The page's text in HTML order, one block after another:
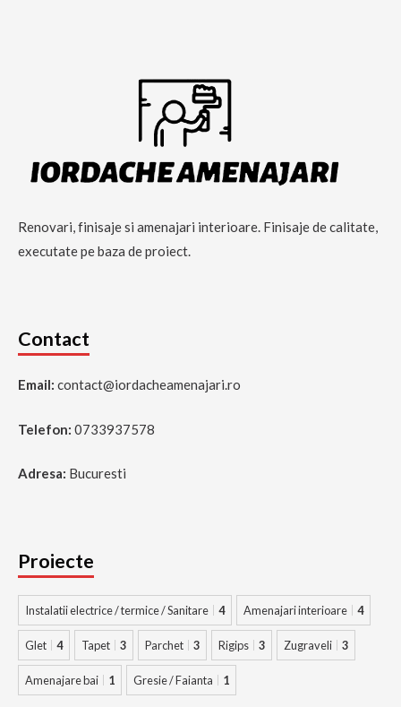
Renovari, finisaje si amenajari interioare. Finisaje de calitate,
executate pe baza de proiect.
Contact
Email: contact@iordacheamenajari.ro
Telefon: 0733937578
Adresa: Bucuresti
Proiecte
Instalatii electrice / termice / Sanitare 4 Amenajari interioare 4
Glet 4 Tapet 3 Parchet 3 Rigips 3 Zugraveli 3
Amenajare bai 1 Gresie / Faianta 1